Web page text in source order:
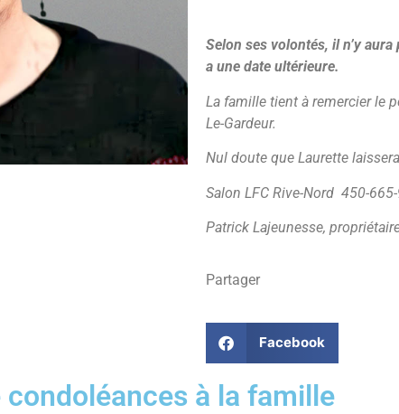
Selon ses volontés, il n’y
a une date ultérieure.
La famille tient à remercier le
Le-Gardeur.
Nul doute que Laurette
Salon LFC Rive-Nord 450-
Patrick Lajeunesse,
Partager
Facebook
condoléances à la famille